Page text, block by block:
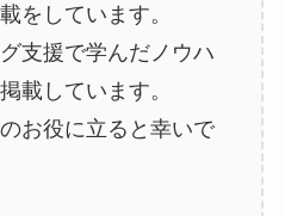
をしています。
支援で学んだノウハ
載しています。
お役に立ると幸いで